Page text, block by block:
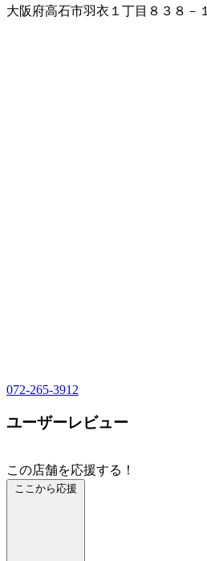
大阪府高石市羽衣１丁目８３８－１
072-265-3912
ユーザーレビュー
この店舗を応援する！
ここから応援